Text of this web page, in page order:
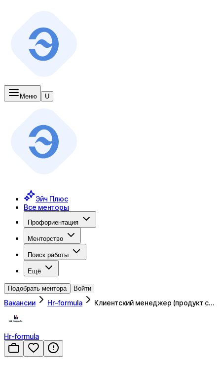
Меню U
Эйч Плюс
Все менторы
Профориентация
Менторство
Поиск работы
Ещё
Подобрать ментора Войти
Вакансии Hr-formula Клиентский менеджер (продукт с…
Hr-formula